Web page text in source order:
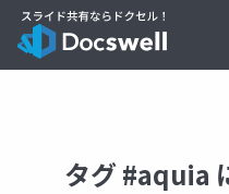
タグ #aquia